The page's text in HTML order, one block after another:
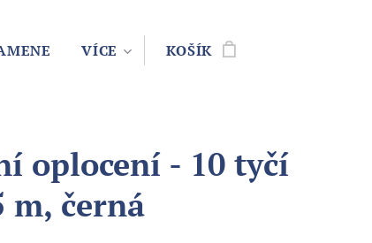
VÍCE KOŠÍK
oplocení - 10 tyčí
m, černá